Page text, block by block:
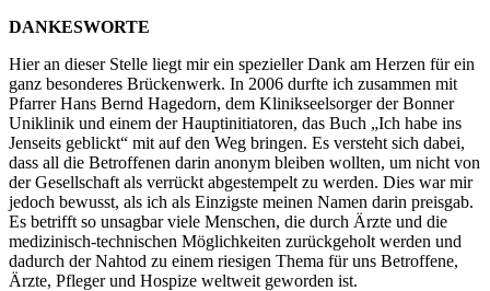
DANKESWORTE
Hier an dieser Stelle liegt mir ein spezieller Dank am Herzen für ein
ganz besonderes Brückenwerk. In 2006 durfte ich zusammen mit
Pfarrer Hans Bernd Hagedorn, dem Klinikseelsorger der Bonner
Uniklinik und einem der Hauptinitiatoren, das Buch „Ich habe ins
Jenseits geblickt“ mit auf den Weg bringen. Es versteht sich dabei,
dass all die Betroffenen darin anonym bleiben wollten, um nicht von
der Gesellschaft als verrückt abgestempelt zu werden. Dies war mir
jedoch bewusst, als ich als Einzigste meinen Namen darin preisgab.
Es betrifft so unsagbar viele Menschen, die durch Ärzte und die
medizinisch-technischen Möglichkeiten zurückgeholt werden und
dadurch der Nahtod zu einem riesigen Thema für uns Betroffene,
Ärzte, Pfleger und Hospize weltweit geworden ist.